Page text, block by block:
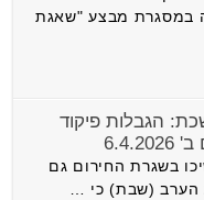
40 ימי לחימה במסגרת מבצע "שאגת
הגבלות פיקוד
בשגרת החירום גם
הערב (שבת) כי …